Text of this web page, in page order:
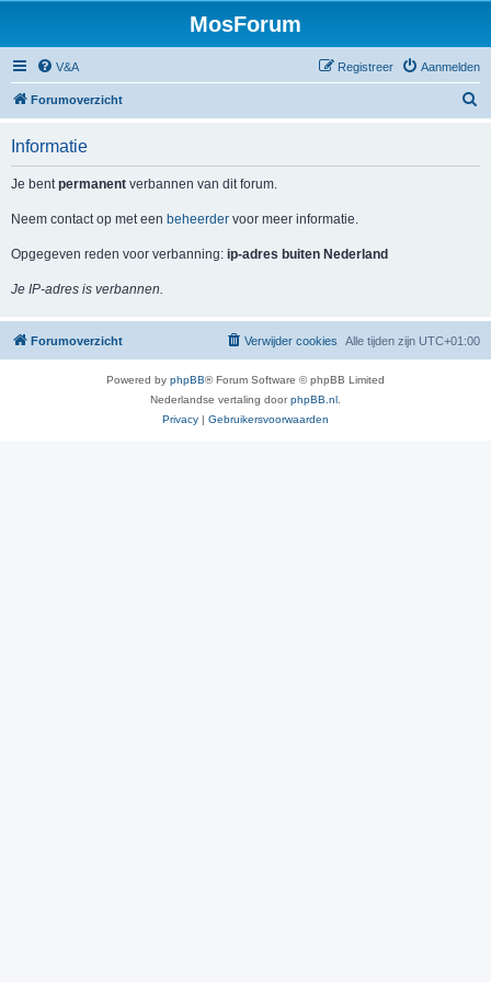
MosForum
V&A Aanmelden
Registreer
Forumoverzicht
Informatie
Je bentpermanent verbannen van dit forum.
Neem contact op met een beheerder voor meer informatie.
Opgegeven reden voor verbanning: ip-adres buiten Nederland
Je IP-adres is verbannen.
Forumoverzicht Alle tijden zijn UTC+01:00
Verwijder cookies
Powered by phpBB® Forum Software © phpBB Limited
Nederlandse vertaling doorphpBB.nl
Privacy | Gebruikersvoorwaarden